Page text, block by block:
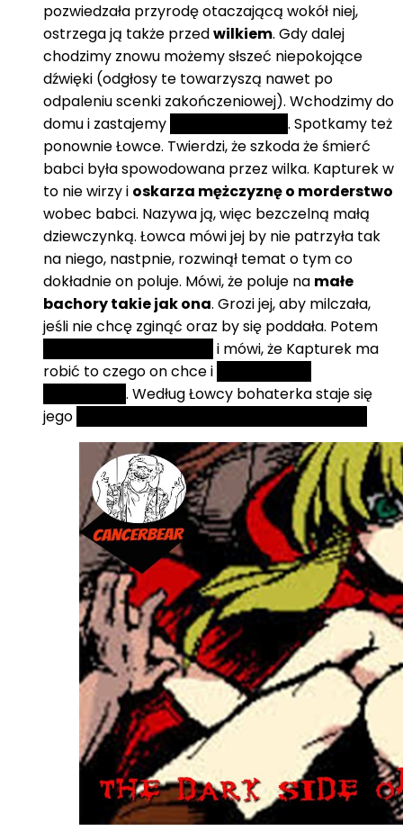
pozwiedzała przyrodę otaczającą wokół niej,
ostrzega ją także przedwilkiem. Gdy dalej
chodzimy znowu możemy słszeć niepokojące
dźwięki (odgłosy te towarzyszą nawet po
odpaleniu scenki zakończeniowej). Wchodzimy do
domu i zastajemy
. Spotkamy też
ponownie Łowce. Twierdzi, że szkoda że śmierć
babci była spowodowana przez wilka. Kapturek w
to nie wirzy i oskarza mężczyznę o morderstwo
wobec babci. Nazywa ją, więc bezczelną małą
dziewczynką. Łowca mówi jej by nie patrzyła tak
na niego, nastpnie, rozwinął temat o tym co
dokładnie on poluje. Mówi, że poluje na małe
bachory takie jak ona. Grozi jej, aby milczała,
jeśli nie chcę zginąć oraz by się poddała. Potem
i mówi, że Kapturek ma
robić to czego on chce i
. Według Łowcy bohaterka staje się
jego